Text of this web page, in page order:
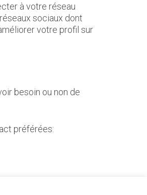
à votre réseau
sociaux dont
votre profil sur
besoin ou non de
préférées: